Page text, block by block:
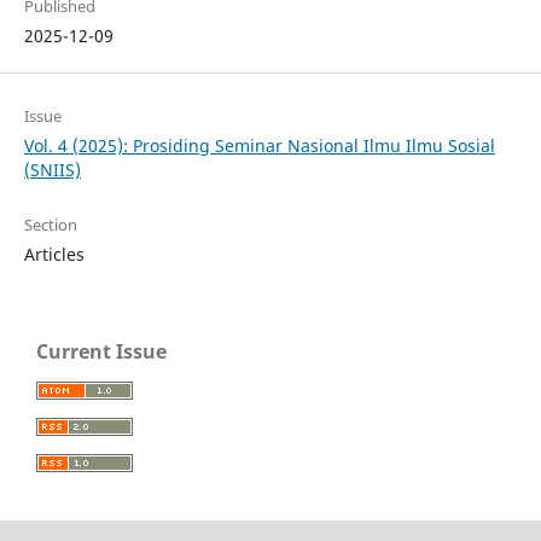
Published
2025-12-09
Issue
Vol. 4 (2025): Prosiding Seminar Nasional Ilmu Ilmu Sosial
(SNIIS)
Section
Articles
Current Issue